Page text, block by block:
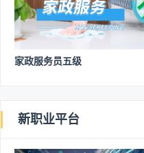
家政服务员五级
新职业平台